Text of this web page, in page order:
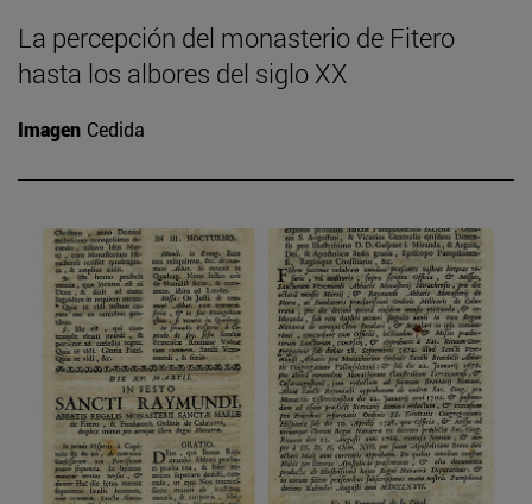
La percepción del monasterio de Fitero
hasta los albores del siglo XX
Imagen Cedida